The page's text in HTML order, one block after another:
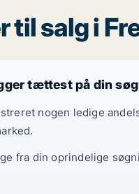
til salg i
tættest på din
nogen ledige
fra din oprindelige